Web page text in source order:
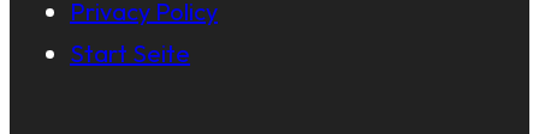
Privacy Policy
Start Seite